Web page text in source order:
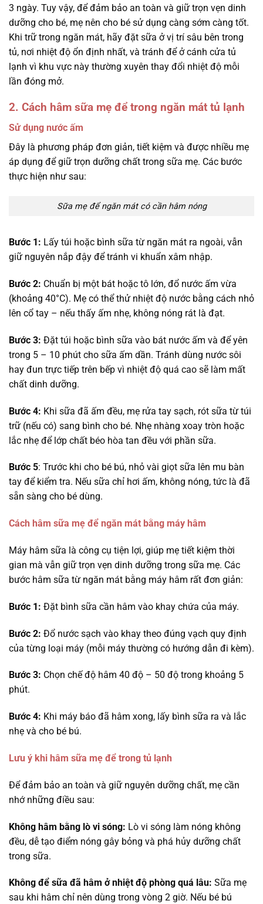
3 ngày. Tuy vậy, để đảm bảo an toàn và giữ trọn vẹn dinh
dưỡng cho bé, mẹ nên cho bé sử dụng càng sớm càng tốt.
Khi trữ trong ngăn mát, hãy đặt sữa ở vị trí sâu bên trong
tủ, nơi nhiệt độ ổn định nhất, và tránh để ở cánh cửa tủ
lạnh vì khu vực này thường xuyên thay đổi nhiệt độ mỗi
lần đóng mở.
2. Cách hâm sữa mẹ để trong ngăn mát tủ lạnh
Sử dụng nước ấm
Đây là phương pháp đơn giản, tiết kiệm và được nhiều mẹ
áp dụng để giữ trọn dưỡng chất trong sữa mẹ. Các bước
thực hiện như sau:
Sữa mẹ để ngăn mát có cần hâm nóng
Bước 1: Lấy túi hoặc bình sữa từ ngăn mát ra ngoài, vẫn
giữ nguyên nắp đậy để tránh vi khuẩn xâm nhập.
Bước 2: Chuẩn bị một bát hoặc tô lớn, đổ nước ấm vừa
(khoảng 40°C). Mẹ có thể thử nhiệt độ nước bằng cách nhỏ
lên cổ tay – nếu thấy ấm nhẹ, không nóng rát là đạt.
Bước 3: Đặt túi hoặc bình sữa vào bát nước ấm và để yên
trong 5 – 10 phút cho sữa ấm dần. Tránh dùng nước sôi
hay đun trực tiếp trên bếp vì nhiệt độ quá cao sẽ làm mất
chất dinh dưỡng.
Bước 4: Khi sữa đã ấm đều, mẹ rửa tay sạch, rót sữa từ túi
trữ (nếu có) sang bình cho bé. Nhẹ nhàng xoay tròn hoặc
lắc nhẹ để lớp chất béo hòa tan đều với phần sữa.
Bước 5: Trước khi cho bé bú, nhỏ vài giọt sữa lên mu bàn
tay để kiểm tra. Nếu sữa chỉ hơi ấm, không nóng, tức là đã
sẵn sàng cho bé dùng.
Cách hâm sữa mẹ để ngăn mát bằng máy hâm
Máy hâm sữa là công cụ tiện lợi, giúp mẹ tiết kiệm thời
gian mà vẫn giữ trọn vẹn dinh dưỡng trong sữa mẹ. Các
bước hâm sữa từ ngăn mát bằng máy hâm rất đơn giản:
Bước 1: Đặt bình sữa cần hâm vào khay chứa của máy.
Bước 2: Đổ nước sạch vào khay theo đúng vạch quy định
của từng loại máy (mỗi máy thường có hướng dẫn đi kèm).
Bước 3: Chọn chế độ hâm 40 độ – 50 độ trong khoảng 5
phút.
Bước 4: Khi máy báo đã hâm xong, lấy bình sữa ra và lắc
nhẹ và cho bé bú.
Lưu ý khi hâm sữa mẹ để trong tủ lạnh
Để đảm bảo an toàn và giữ nguyên dưỡng chất, mẹ cần
nhớ những điều sau:
Không hâm bằng lò vi sóng: Lò vi sóng làm nóng không
đều, dễ tạo điểm nóng gây bỏng và phá hủy dưỡng chất
trong sữa.
Không để sữa đã hâm ở nhiệt độ phòng quá lâu: Sữa mẹ
sau khi hâm chỉ nên dùng trong vòng 2 giờ. Nếu bé bú